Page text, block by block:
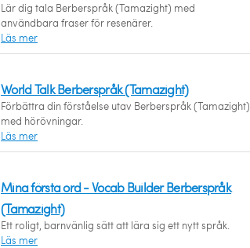
Lär dig tala Berberspråk (Tamazight) med
användbara fraser för resenärer.
Läs mer
World Talk Berberspråk (Tamazight)
Förbättra din förståelse utav Berberspråk (Tamazight)
med hörövningar.
Läs mer
Mina första ord - Vocab Builder Berberspråk
(Tamazight)
Ett roligt, barnvänlig sätt att lära sig ett nytt språk.
Läs mer